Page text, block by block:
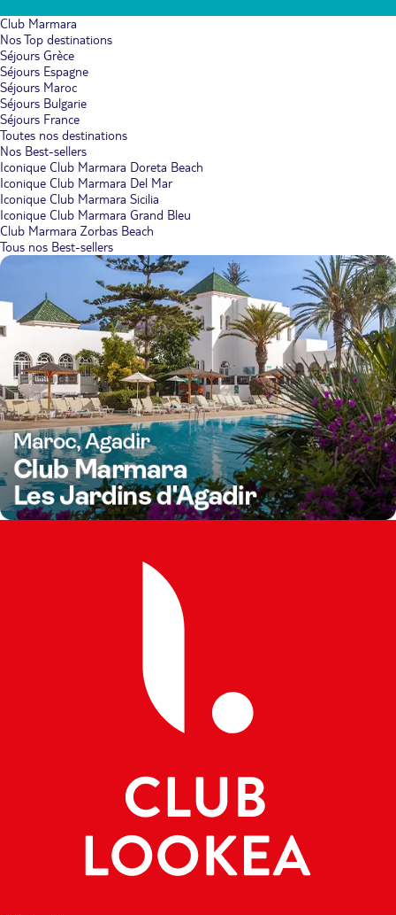
Club Marmara
Nos Top destinations
Séjours Grèce
Séjours Espagne
Séjours Maroc
Séjours Bulgarie
Séjours France
Toutes nos destinations
Nos Best-sellers
Iconique Club Marmara Doreta Beach
Iconique Club Marmara Del Mar
Iconique Club Marmara Sicilia
Iconique Club Marmara Grand Bleu
Club Marmara Zorbas Beach
Tous nos Best-sellers